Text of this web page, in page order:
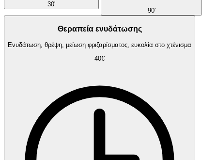
30'
90'
Θεραπεία ενυδάτωσης
Ενυδάτωση, θρέψη, μείωση φριζαρίσματος, ευκολία στο χτένισμα
40€